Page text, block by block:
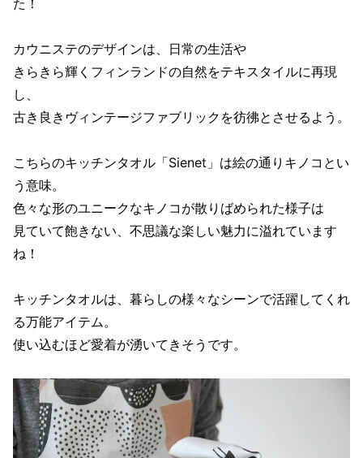
た！
カウニステのデザインは、日常の生活や
きらきら輝くフィンランドの自然をテキスタイルに再現
し、
古き良きヴィンテージファブリックを彷彿とさせるよう。
こちらのキッチンタオル「Sienet」は絵の通りキノコとい
う意味。
色々な形のユニークなキノコが散りばめられた様子は
見ていて飽きない、不思議な楽しい魅力に溢れています
ね！
キッチンタオルは、暮らしの様々なシーンで活躍してくれ
る万能アイテム。
使い込むほど愛着が湧いてきそうです。